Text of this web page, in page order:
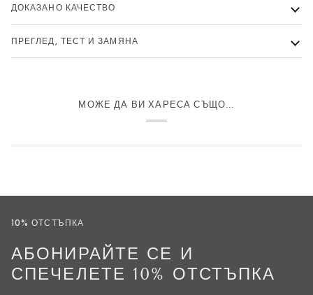
ДОКАЗАНО КАЧЕСТВО
ПРЕГЛЕД, ТЕСТ И ЗАМЯНА
МОЖЕ ДА ВИ ХАРЕСА СЪЩО...
10% ОТСТЪПКА
АБОНИРАЙТЕ СЕ И
СПЕЧЕЛЕТЕ 10% ОТСТЪПКА